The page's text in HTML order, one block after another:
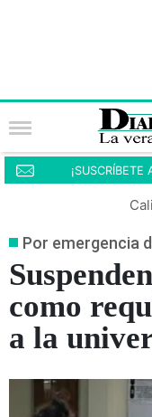
Por emergencia
como
a la